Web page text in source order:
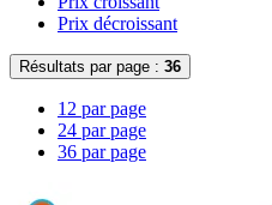
Prix décroissant
Résultats par page : 36
12 par page
24 par page
36 par page